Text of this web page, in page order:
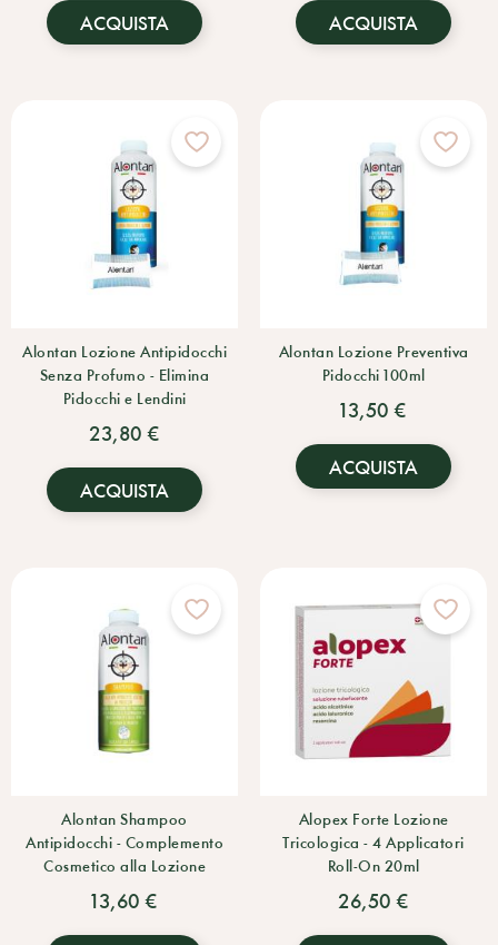
ACQUISTA ACQUISTA
Alontan Lozione Antipidocchi
Senza Profumo - Elimina
Pidocchi e Lendini
23,80 €
ACQUISTA
Alontan Lozione Preventiva
Pidocchi 100ml
13,50 €
ACQUISTA
Alontan Shampoo
Antipidocchi - Complemento
Cosmetico alla Lozione
13,60 €
Alopex Forte Lozione
Tricologica - 4 Applicatori
Roll-On 20ml
26,50 €